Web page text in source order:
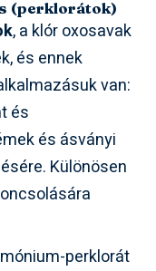
(perklorátok)
, a klór oxosavak
és ennek
van:
és
és ásványi
Különösen
perklorát